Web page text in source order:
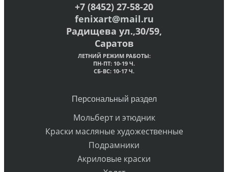
+7 (8452) 27-58-20
fenixart@mail.ru
Радищева ул.,30/59,
Саратов
ЛЕТНИЙ РЕЖИМ РАБОТЫ:
ПН-ПТ: 10-19 Ч.
СБ-ВС: 10-17 Ч.
Персональный раздел
Мольберт и этюдник
Краски масляные художественные
Подрамники
Акриловые краски